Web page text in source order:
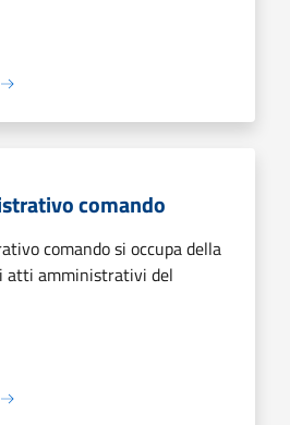
comando
comando si occupa della
atti amministrativi del